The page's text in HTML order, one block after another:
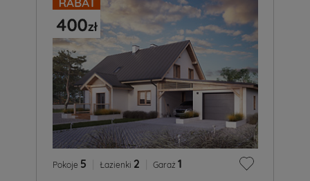
Pokoje 5 Łazienki 2 Garaż 1